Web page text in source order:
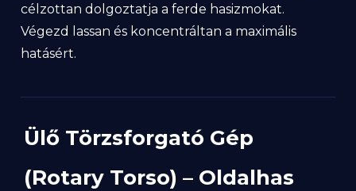
célzottan dolgoztatja a ferde hasizmokat.
Végezd lassan és koncentráltan a maximális
hatásért.
Ülő Törzsforgató Gép
(Rotary Torso) – Oldalhas